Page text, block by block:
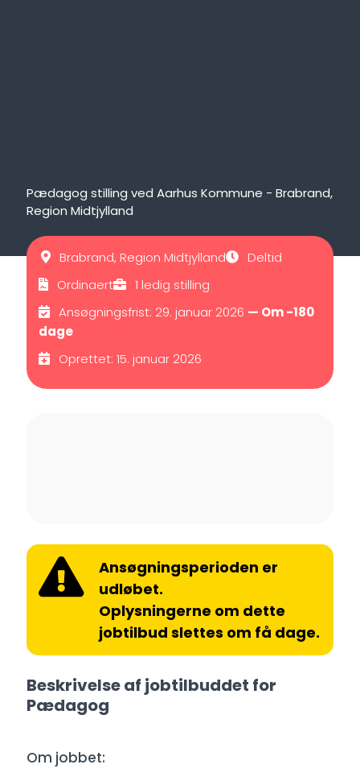
Pædagog stilling ved Aarhus Kommune - Brabrand,
Region Midtjylland
Brabrand, Region Midtjylland
Deltid
Ordinaert
1 ledig stilling
Ansøgningsfrist: 29. januar 2026 — Om -180
dage
Oprettet: 15. januar 2026
Ansøgningsperioden er
udløbet.
Oplysningerne om dette
jobtilbud slettes om få dage.
Beskrivelse af jobtilbuddet for
Pædagog
Om jobbet: